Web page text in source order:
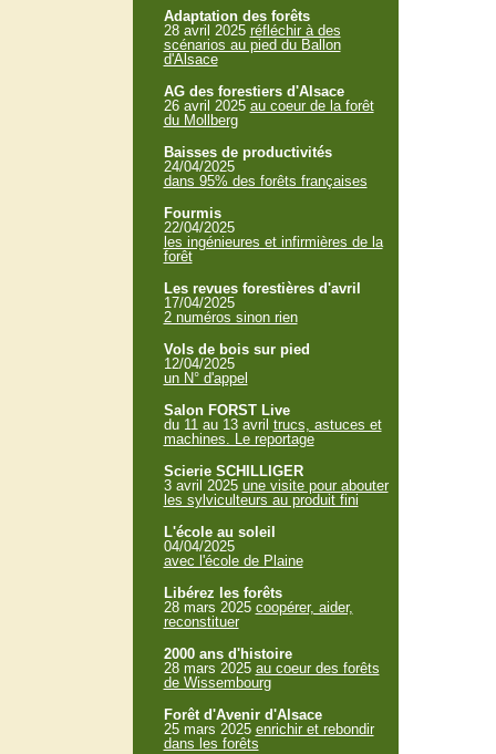
Adaptation des forêts
28 avril 2025 réfléchir à des
scénarios au pied du Ballon
d'Alsace
AG des forestiers d'Alsace
26 avril 2025 au coeur de la forêt
du Mollberg
Baisses de productivités
24/04/2025
dans 95% des forêts françaises
Fourmis
22/04/2025
les ingénieures et infirmières de la
forêt
Les revues forestières d'avril
17/04/2025
2 numéros sinon rien
Vols de bois sur pied
12/04/2025
un N° d'appel
Salon FORST Live
du 11 au 13 avril trucs, astuces et
machines. Le reportage
Scierie SCHILLIGER
3 avril 2025 une visite pour abouter
les sylviculteurs au produit fini
L'école au soleil
04/04/2025
avec l'école de Plaine
Libérez les forêts
28 mars 2025 coopérer, aider,
reconstituer
2000 ans d'histoire
28 mars 2025 au coeur des forêts
de Wissembourg
Forêt d'Avenir d'Alsace
25 mars 2025 enrichir et rebondir
dans les forêts